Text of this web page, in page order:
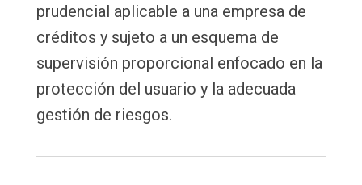
prudencial aplicable a una empresa de
créditos y sujeto a un esquema de
supervisión proporcional enfocado en la
protección del usuario y la adecuada
gestión de riesgos.